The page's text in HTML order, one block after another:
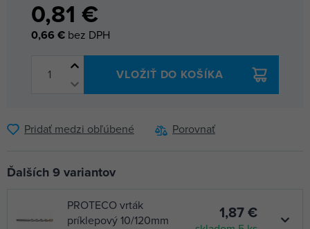
0,81 €
0,66 € bez DPH
VLOŽIŤ DO KOŠÍKA
Pridať medzi obľúbené Porovnať
Ďalších 9 variantov
PROTECO vrták
príklepový 10/120mm
1,87 €